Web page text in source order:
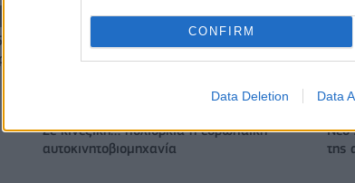
CONFIRM
Data Deletion Data
ξεκίνησε
ΕΔΟΕΑΠ
IAB Hellas: Νέα Διοικούσα
- Πρόεδρος ο Γαληνός
Σε κινεζική… πολιορκία η ευρωπαϊκή
αυτοκινητοβιομηχανία
Νέο
της